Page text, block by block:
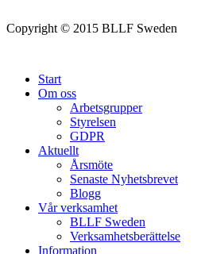
Copyright © 2015 BLLF Sweden
Start
Om oss
Arbetsgrupper
Styrelsen
GDPR
Aktuellt
Årsmöte
Senaste Nyhetsbrevet
Blogg
Vår verksamhet
BLLF Sweden
Verksamhetsberättelse
Information